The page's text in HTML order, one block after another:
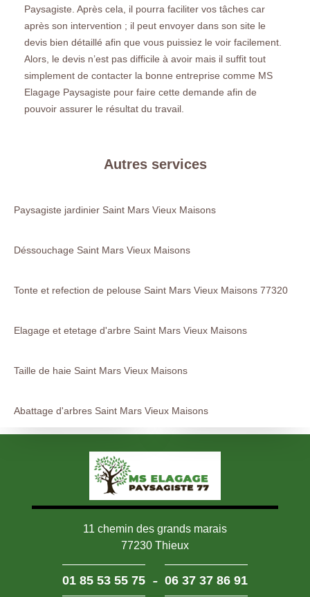
Paysagiste. Après cela, il pourra faciliter vos tâches car
après son intervention ; il peut envoyer dans son site le
devis bien détaillé afin que vous puissiez le voir facilement.
Alors, le devis n’est pas difficile à avoir mais il suffit tout
simplement de contacter la bonne entreprise comme MS
Elagage Paysagiste pour faire cette demande afin de
pouvoir assurer le résultat du travail.
Autres services
Paysagiste jardinier Saint Mars Vieux Maisons
Déssouchage Saint Mars Vieux Maisons
Tonte et refection de pelouse Saint Mars Vieux Maisons 77320
Elagage et etetage d'arbre Saint Mars Vieux Maisons
Taille de haie Saint Mars Vieux Maisons
Abattage d'arbres Saint Mars Vieux Maisons
11 chemin des grands marais
77230 Thieux
01 85 53 55 75 - 06 37 37 86 91